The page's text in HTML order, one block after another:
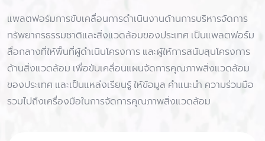
แพลตฟอร์มการขับเคลื่อนการดำเนินงานด้านการบริหารจัดการ
ทรัพยากรธรรมชาติและสิ่งแวดล้อมของประเทศ เป็นแพลตฟอร์ม
สื่อกลางที่ให้พื้นที่ผู้ดำเนินโครงการ และผู้ให้การสนับสุนโครงการ
ด้านสิ่งแวดล้อม เพื่อขับเคลื่อนแผนจัดการคุณภาพสิ่งแวดล้อม
ของประเทศ และเป็นแหล่งเรียนรู้ ให้ข้อมูล คำแนะนำ ความร่วมมือ
รวมไปถึงเครื่องมือในการจัดการคุณภาพสิ่งแวดล้อม